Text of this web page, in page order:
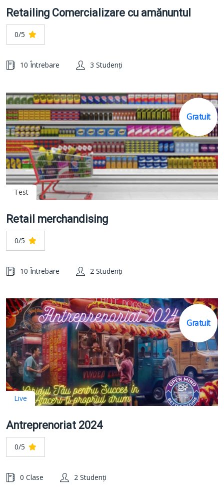
Retailing Comercializare cu amănuntul
0/5
10 Întrebare 3 Studenți
Gratuit
Test
Retail merchandising
0/5
10 Întrebare 2 Studenți
Gratuit
Live
Antreprenoriat 2024
0/5
0 Clase 2 Studenți